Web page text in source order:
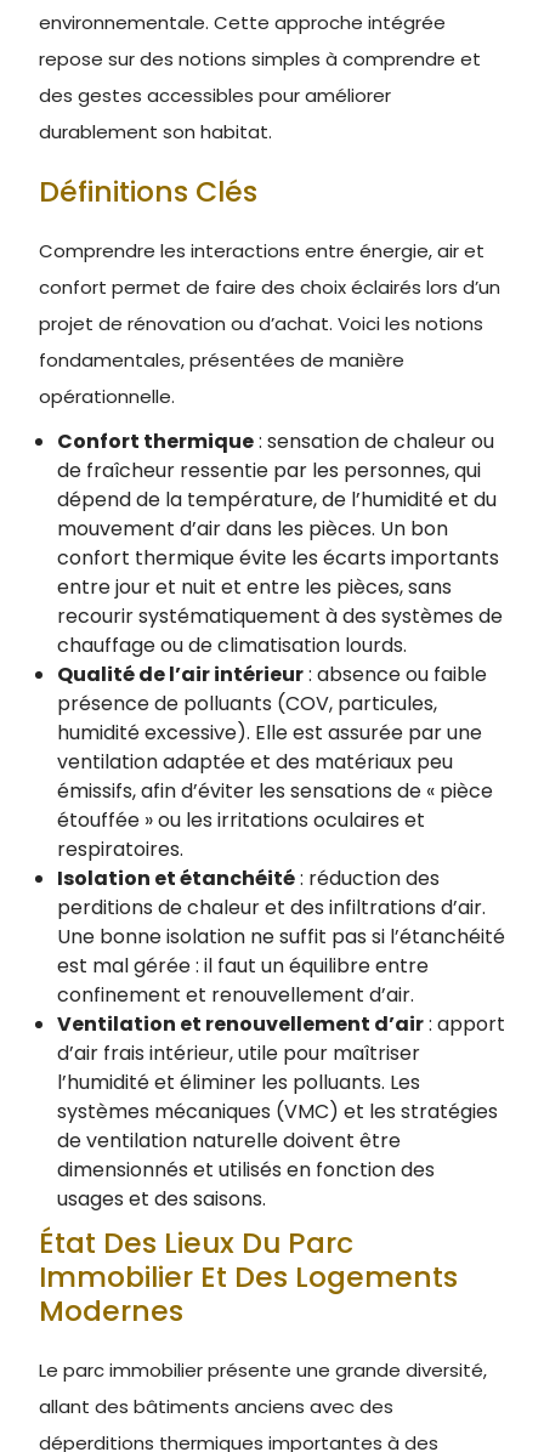
environnementale. Cette approche intégrée
repose sur des notions simples à comprendre et
des gestes accessibles pour améliorer
durablement son habitat.
Définitions Clés
Comprendre les interactions entre énergie, air et
confort permet de faire des choix éclairés lors d’un
projet de rénovation ou d’achat. Voici les notions
fondamentales, présentées de manière
opérationnelle.
Confort thermique: sensation de chaleur ou
de fraîcheur ressentie par les personnes, qui
dépend de la température, de l’humidité et du
mouvement d’air dans les pièces. Un bon
confort thermique évite les écarts importants
entre jour et nuit et entre les pièces, sans
recourir systématiquement à des systèmes de
chauffage ou de climatisation lourds.
Qualité de l’air intérieur: absence ou faible
présence de polluants (COV, particules,
humidité excessive). Elle est assurée par une
ventilation adaptée et des matériaux peu
émissifs, afin d’éviter les sensations de « pièce
étouffée » ou les irritations oculaires et
respiratoires.
Isolation et étanchéité: réduction des
perditions de chaleur et des infiltrations d’air.
Une bonne isolation ne suffit pas si l’étanchéité
est mal gérée : il faut un équilibre entre
confinement et renouvellement d’air.
Ventilation et renouvellement d’air: apport
d’air frais intérieur, utile pour maîtriser
l’humidité et éliminer les polluants. Les
systèmes mécaniques (VMC) et les stratégies
de ventilation naturelle doivent être
dimensionnés et utilisés en fonction des
usages et des saisons.
État Des Lieux Du Parc
Immobilier Et Des Logements
Modernes
Le parc immobilier présente une grande diversité,
allant des bâtiments anciens avec des
déperditions thermiques importantes à des